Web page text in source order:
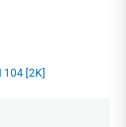
104 [2K]